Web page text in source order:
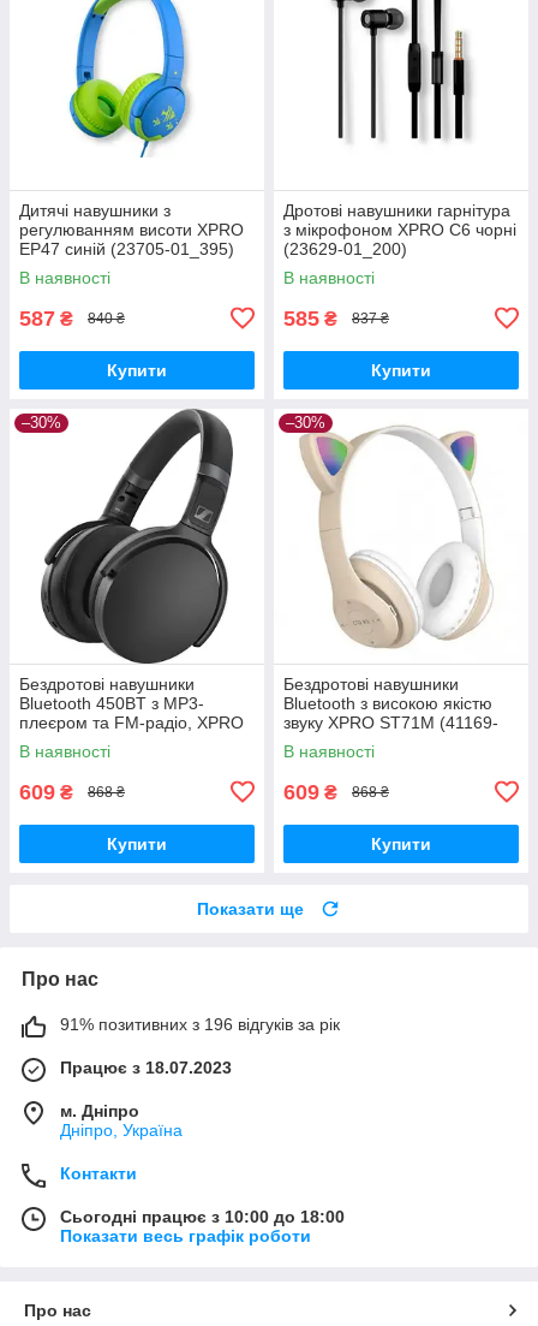
Дитячі навушники з
регулюванням висоти XPRO
EP47 синій (23705-01_395)
В наявності
587 ₴ 840 ₴
Купити
Дротові навушники гарнітура
з мікрофоном XPRO C6 чорні
(23629-01_200)
В наявності
585 ₴ 837 ₴
Купити
–30%
Бездротові навушники
Bluetooth 450BT з MP3-
плеєром та FM-радіо, XPRO
(41166-450BT_231)
В наявності
609 ₴ 868 ₴
Купити
–30%
Бездротові навушники
Bluetooth з високою якістю
звуку XPRO ST71M (41169-
ST71M_231)
В наявності
609 ₴ 868 ₴
Купити
Показати ще
Про нас
91% позитивних з 196 відгуків за рік
Працює з 18.07.2023
м. Дніпро
Дніпро, Україна
Контакти
Сьогодні працює з 10:00 до 18:00
Показати весь графік роботи
Про нас